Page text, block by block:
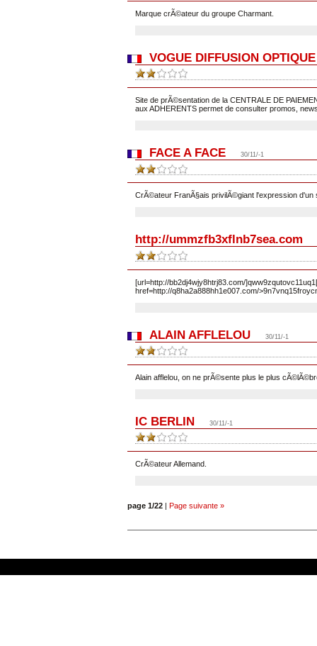
Marque crÃ©ateur du groupe Charmant.
VOGUE DIFFUSION OPTIQUE
Site de prÃ©sentation de la CENTRALE DE
aux ADHERENTS permet de consulter promos,
FACE A FACE 30/11/-1
CrÃ©ateur FranÃ§ais privilÃ©giant l'expression d'un
http://ummzfb3xflnb7sea.com
[url=http://bb2dj4wjy8htrj83.com/
href=http://q8ha2a888hh1e007.com/
ALAIN AFFLELOU 30/11/-1
Alain afflelou, on ne prÃ©sente plus le plus
IC BERLIN 30/11/-1
CrÃ©ateur Allemand.
page 1/22 | Page suivante »